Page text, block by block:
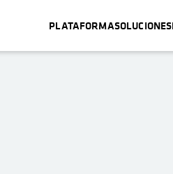
PLATAFORMASOLUCIONES